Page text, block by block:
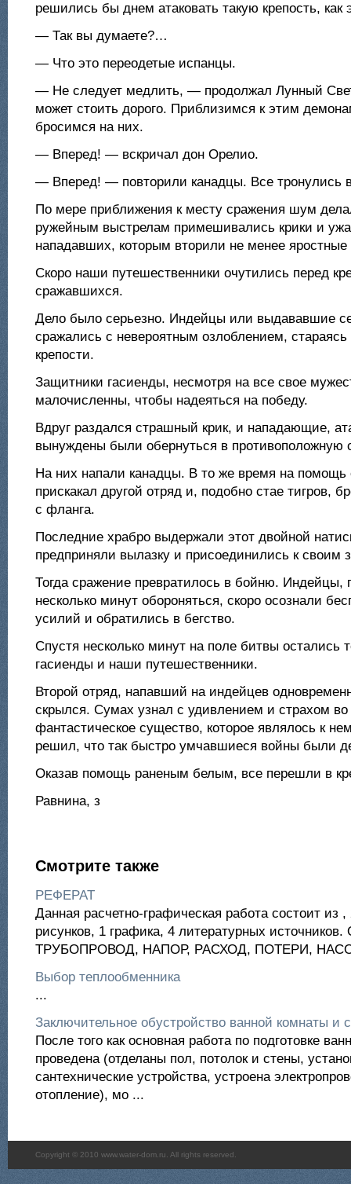
решились бы днем атаковать такую крепость, как
— Так вы думаете?…
— Что это переодетые испанцы.
— Не следует медлить, — продолжал Лунный
может стоить дорого. Приблизимся к этим
бросимся на них.
— Вперед! — вскричал дон Орелио.
— Вперед! — повторили канадцы. Все тронулись
По мере приближения к месту сражения шум
ружейным выстрелам примешивались крики и
нападавших, которым вторили не менее яростные
Скоро наши путешественники очутились перед
сражавшихся.
Дело было серьезно. Индейцы или выдававшие
сражались с невероятным озлоблением, стараясь
крепости.
Защитники гасиенды, несмотря на все свое
малочисленны, чтобы надеяться на победу.
Вдруг раздался страшный крик, и нападающие,
вынуждены были обернуться в противоположную
На них напали канадцы. В то же время на
прискакал другой отряд и, подобно стае тигров,
с фланга.
Последние храбро выдержали этот двойной
предприняли вылазку и присоединились к своим
Тогда сражение превратилось в бойню. Индейцы,
несколько минут обороняться, скоро осознали
усилий и обратились в бегство.
Спустя несколько минут на поле битвы остались
гасиенды и наши путешественники.
Второй отряд, напавший на индейцев
скрылся. Сумах узнал с удивлением и страхом во
фантастическое существо, которое являлось к
решил, что так быстро умчавшиеся войны были
Оказав помощь раненым белым, все перешли в
Равнина, з
Смотрите также
РЕФЕРАТ
Данная расчетно-графическая работа состоит из
рисунков, 1 графика, 4 литературных
ТРУБОПРОВОД, НАПОР, РАСХОД, ПОТЕРИ,
Выбор теплообменника
...
Заключительное обустройство ванной комнаты и
После того как основная работа по подготовке
проведена (отделаны пол, потолок и стены,
сантехнические устройства, устроена
отопление), мо ...
Copyright © 2010 www.water-dom.ru. All rights reserved.